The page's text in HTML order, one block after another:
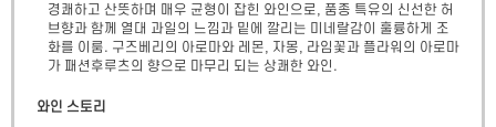
경쾌하고 산뜻하며 매우 균형이 잡힌 와인으로, 품종 특유의 신선한 허
브향과 함께 열대 과일의 느낌과 밑에 깔리는 미네랄감이 훌륭하게 조
화를 이룸. 구즈베리의 아로마와 레몬, 자몽, 라임꽃과 플라워의 아로마
가 패션후루츠의 향으로 마무리 되는 상쾌한 와인.
와인 스토리